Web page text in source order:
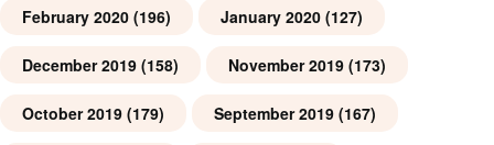
February 2020 (196) January 2020 (127)
December 2019 (158) November 2019 (173)
October 2019 (179) September 2019 (167)